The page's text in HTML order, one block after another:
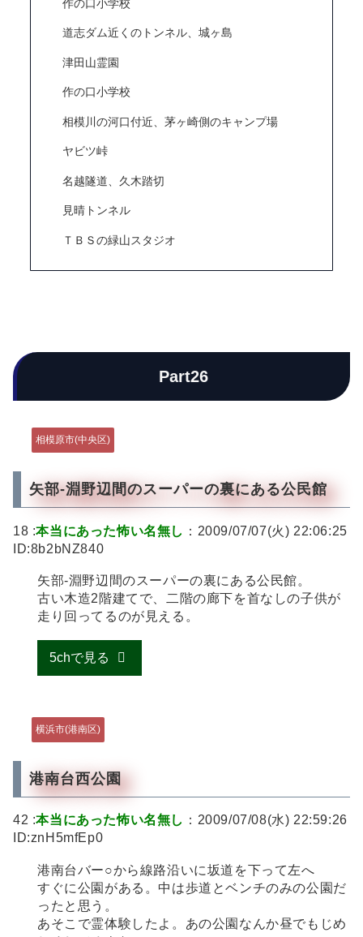
作の口小学校
道志ダム近くのトンネル、城ヶ島
津田山霊園
作の口小学校
相模川の河口付近、茅ヶ崎側のキャンプ場
ヤビツ峠
名越隧道、久木踏切
見晴トンネル
ＴＢＳの緑山スタジオ
Part26
相模原市(中央区)
矢部-淵野辺間のスーパーの裏にある公民館
18 :本当にあった怖い名無し ：2009/07/07(火) 22:06:25
ID:8b2bNZ840
矢部-淵野辺間のスーパーの裏にある公民館。
古い木造2階建てで、二階の廊下を首なしの子供が
走り回ってるのが見える。
5chで見る
横浜市(港南区)
港南台西公園
42 :本当にあった怖い名無し ：2009/07/08(水) 22:59:26
ID:znH5mfEp0
港南台バー○から線路沿いに坂道を下って左へ
すぐに公園がある。中は歩道とベンチのみの公園だ
ったと思う。
あそこで霊体験したよ。あの公園なんか昼でもじめ